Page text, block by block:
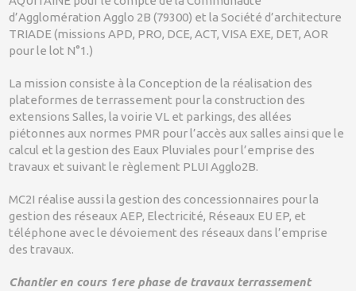
d’Agglomération Agglo 2B (79300) et la Société d’architecture
TRIADE (missions APD, PRO, DCE, ACT, VISA EXE, DET, AOR
pour le lot N°1.)
La mission consiste à la Conception de la réalisation des
plateformes de terrassement pour la construction des
extensions Salles, la voirie VL et parkings, des allées
piétonnes aux normes PMR pour l’accès aux salles ainsi que le
calcul et la gestion des Eaux Pluviales pour l’emprise des
travaux et suivant le règlement PLUI Agglo2B.
MC2I réalise aussi la gestion des concessionnaires pour la
gestion des réseaux AEP, Electricité, Réseaux EU EP, et
téléphone avec le dévoiement des réseaux dans l’emprise
des travaux.
Chantier en cours 1ere phase de travaux terrassement